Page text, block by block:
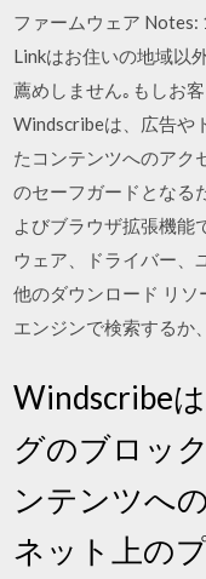
ファームウェア Notes:
Linkはお住いの地域以
薦めしません｡もしお
Windscribeは、広告や
たコンテンツへのアク
のセーフガードとなる
よびブラウザ拡張機能
ウェア、ドライバー、
他のダウンロード リ
エンジンで検索するか
Windscribe
グのブロッ
ンテンツへ
ネット上の